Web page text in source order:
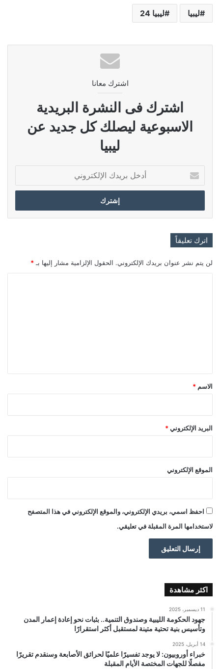
ليبيا ليبيا 24
اشترك معانا
اشترك فى النشرة البريدية
الاسبوعية ليصلك كل جديد عن
ليبيا
بريدك
الإلكتروني
اترك تعليقاً
لن يتم نشر عنوان بريدك الإلكتروني. الحقول الإلزامية مشار إليها بـ *
*
الاسم *
البريد الإلكتروني *
الموقع الإلكتروني
احفظ اسمي، بريدي الإلكتروني، والموقع الإلكتروني في هذا المتصفح
لاستخدامها المرة المقبلة في تعليقي.
اكثر مشاهدة
11 ديسمبر، 2025
جهود الحكومة الليبية وصندوق التنمية.. بثبات نحو إعادة إعمار المدن
وتأسيس بنية تحتية متينة لمستقبل أكثر استقرارًا
14 أبريل، 2025
خبراء أوروبيون: لا يوجد تفسيرًا علميًا لحرائق الأصابعة وسنقدم تقريرًا
مفصلًا للجهات المختصة الأيام المقبلة